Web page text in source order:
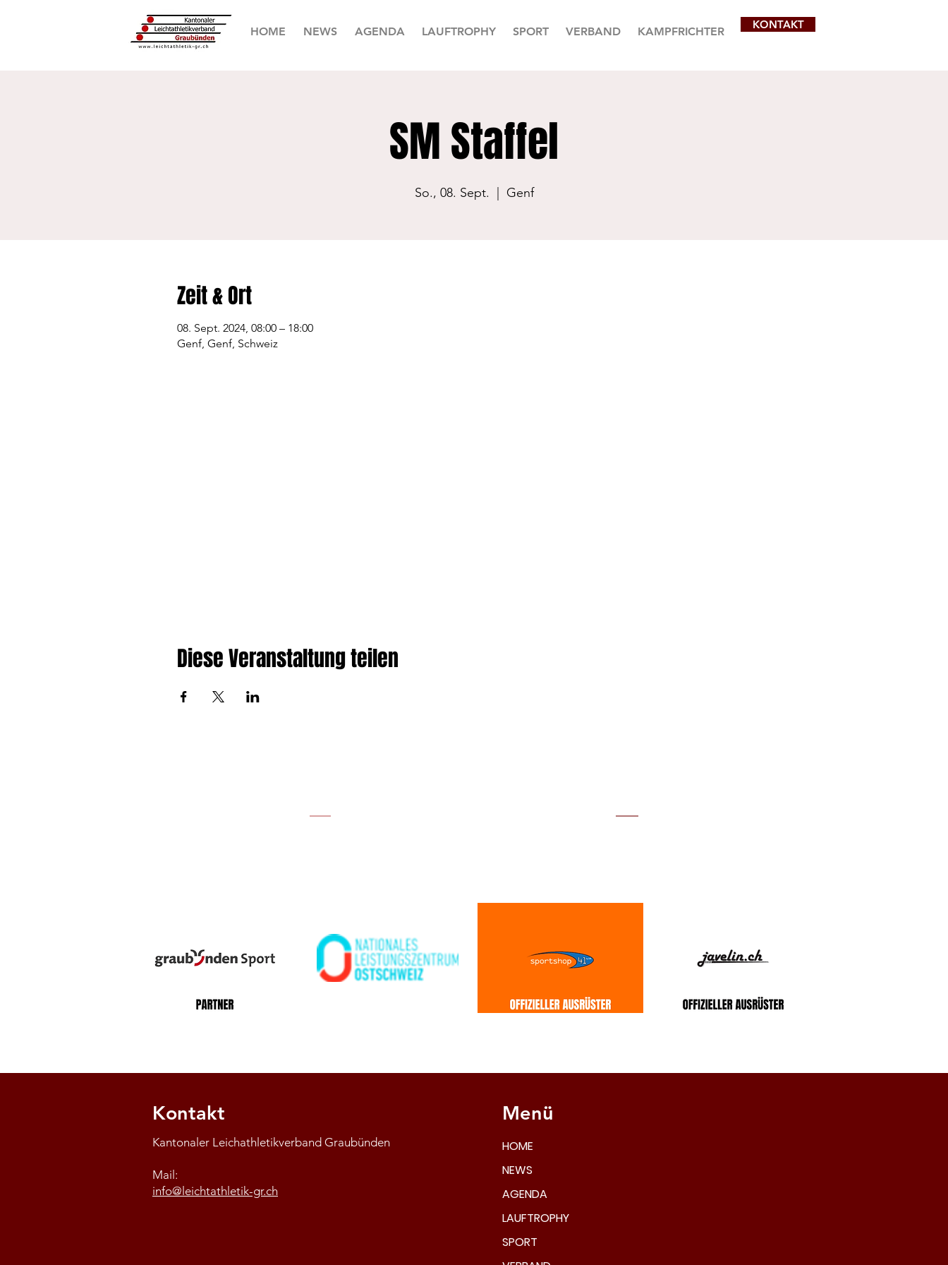
HOME NEWS AGENDA LAUFTROPHY SPORT VERBAND KAMPFRICHTER
KONTAKT
SM Staffel
So., 08. Sept. Genf
Zeit & Ort
08. Sept. 2024, 08:00 – 18:00
Genf, Genf, Schweiz
Diese Veranstaltung teilen
Kontakt
Kantonaler Leichathletikverband Graubünden
Mail:
info@leichtathletik-gr.ch
Menü
HOME
NEWS
AGENDA
LAUFTROPHY
SPORT